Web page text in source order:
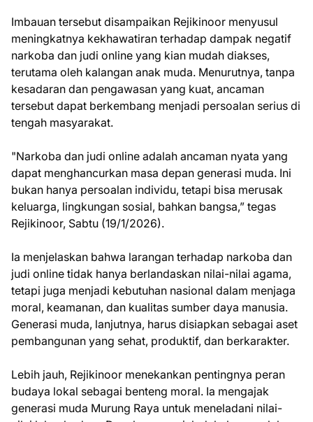
Imbauan tersebut disampaikan Rejikinoor menyusul
meningkatnya kekhawatiran terhadap dampak negatif
narkoba dan judi online yang kian mudah diakses,
terutama oleh kalangan anak muda. Menurutnya, tanpa
kesadaran dan pengawasan yang kuat, ancaman
tersebut dapat berkembang menjadi persoalan serius di
tengah masyarakat.
"Narkoba dan judi online adalah ancaman nyata yang
dapat menghancurkan masa depan generasi muda. Ini
bukan hanya persoalan individu, tetapi bisa merusak
keluarga, lingkungan sosial, bahkan bangsa,” tegas
Rejikinoor, Sabtu (19/1/2026).
Ia menjelaskan bahwa larangan terhadap narkoba dan
judi online tidak hanya berlandaskan nilai-nilai agama,
tetapi juga menjadi kebutuhan nasional dalam menjaga
moral, keamanan, dan kualitas sumber daya manusia.
Generasi muda, lanjutnya, harus disiapkan sebagai aset
pembangunan yang sehat, produktif, dan berkarakter.
Lebih jauh, Rejikinoor menekankan pentingnya peran
budaya lokal sebagai benteng moral. Ia mengajak
generasi muda Murung Raya untuk meneladani nilai-